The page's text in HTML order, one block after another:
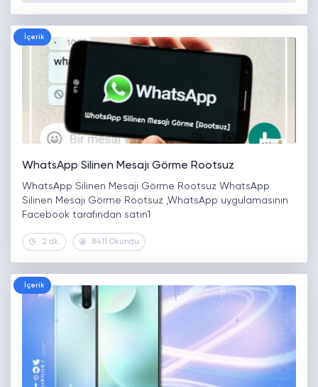
İçerik
WhatsApp Silinen Mesajı Görme Rootsuz
WhatsApp Silinen Mesaji Görme Rootsuz WhatsApp
Silinen Mesajı Görme Rootsuz ,WhatsApp uygulamasının
Facebook tarafından satın1
2 dk. 8411 Okundu
İçerik